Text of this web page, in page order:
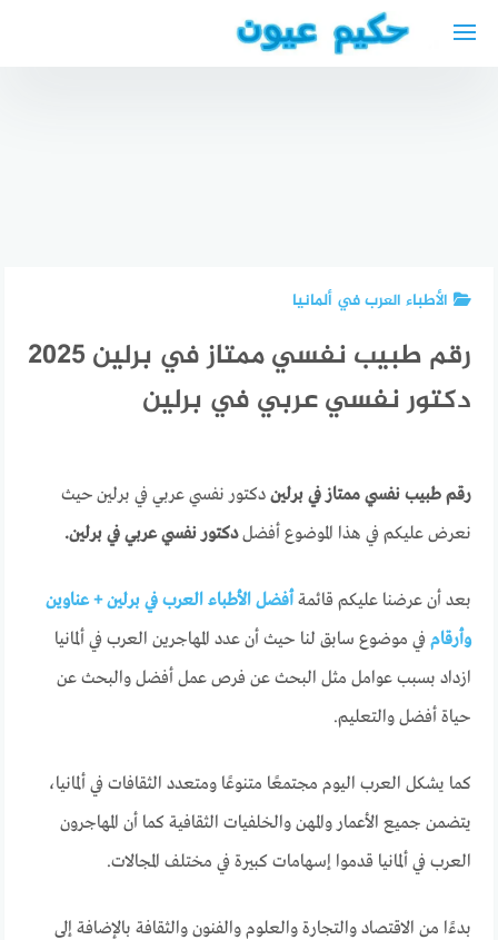
الأطباء العرب في ألمانيا
رقم طبيب نفسي ممتاز في برلين 2025
دكتور نفسي عربي في برلين
رقم طبيب نفسي ممتاز في برلين دكتور نفسي عربي في برلين حيث
نعرض عليكم في هذا الموضوع أفضلدكتور نفسي عربي في برلين.
بعد أن عرضنا عليكم قائمةأفضل الأطباء العرب في برلين + عناوين
وأرقام في موضوع سابق لنا حيث أن عدد المهاجرين العرب في ألمانيا
ازداد بسبب عوامل مثل البحث عن فرص عمل أفضل والبحث عن
حياة أفضل والتعليم.
كما يشكل العرب اليوم مجتمعًا متنوعًا ومتعدد الثقافات في ألمانيا،
يتضمن جميع الأعمار والمهن والخلفيات الثقافية كما أن المهاجرون
العرب في ألمانيا قدموا إسهامات كبيرة في مختلف المجالات.
بدءًا من الاقتصاد والتجارة والعلوم والفنون والثقافة بالإضافة إلى